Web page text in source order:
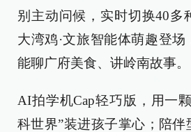
别主动问候，实时切换40多
大湾鸡·文旅智能体萌趣登场
能聊广府美食、讲岭南故事。
AI拍学机Cap轻巧版，用一
科世界”装进孩子掌心；陪